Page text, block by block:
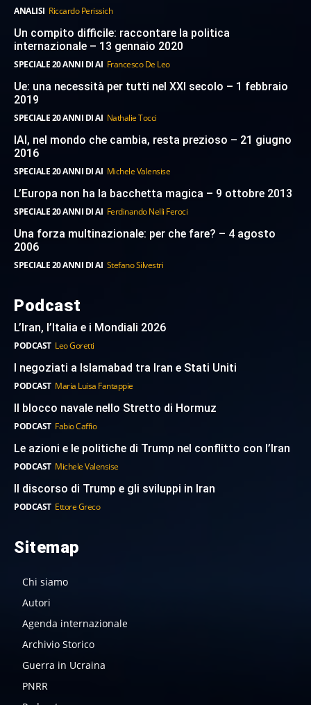
ANALISI Riccardo Perissich
Un compito difficile: raccontare la politica
internazionale – 13 gennaio 2020
SPECIALE 20 ANNI DI AI Francesco De Leo
Ue: una necessità per tutti nel XXI secolo – 1 febbraio
2019
SPECIALE 20 ANNI DI AI Nathalie Tocci
IAI, nel mondo che cambia, resta prezioso – 21 giugno
2016
SPECIALE 20 ANNI DI AI Michele Valensise
L’Europa non ha la bacchetta magica – 9 ottobre 2013
SPECIALE 20 ANNI DI AI Ferdinando Nelli Feroci
Una forza multinazionale: per che fare? – 4 agosto
2006
SPECIALE 20 ANNI DI AI Stefano Silvestri
Podcast
L’Iran, l’Italia e i Mondiali 2026
PODCAST Leo Goretti
I negoziati a Islamabad tra Iran e Stati Uniti
PODCAST Maria Luisa Fantappie
Il blocco navale nello Stretto di Hormuz
PODCAST Fabio Caffio
Le azioni e le politiche di Trump nel conflitto con l’Iran
PODCAST Michele Valensise
Il discorso di Trump e gli sviluppi in Iran
PODCAST Ettore Greco
Sitemap
Chi siamo
Autori
Agenda internazionale
Archivio Storico
Guerra in Ucraina
PNRR